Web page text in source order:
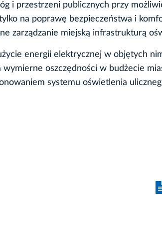
i przestrzeni publicznych przy
na poprawę bezpieczeństwa i
zarządzanie miejską infrastrukturą
energii elektrycznej w objętych
oszczędności w budżecie
systemu oświetlenia